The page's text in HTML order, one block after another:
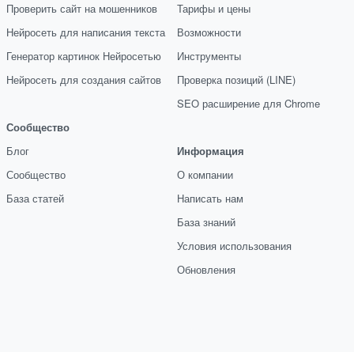
Проверить сайт на мошенников
Нейросеть для написания текста
Генератор картинок Нейросетью
Нейросеть для создания сайтов
Сообщество
Блог
Сообщество
База статей
Тарифы и цены
Возможности
Инструменты
Проверка позиций (LINE)
SEO расширение для Chrome
Информация
О компании
Написать нам
База знаний
Условия использования
Обновления